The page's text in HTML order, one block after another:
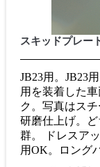
スキッドプレー
JB23用。JB23
用を装着した
ク。写真はス
研磨仕上げ。
群。 ドレスア
用OK。ロング